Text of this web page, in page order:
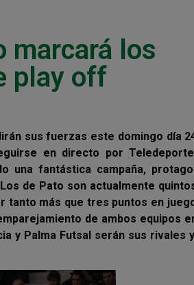
marcará los
play off
sus fuerzas este domingo día
en directo por
una fantástica campaña,
de Pato son actualmente
tanto más que tres puntos en
de ambos equipos
y Palma Futsal serán sus rivales